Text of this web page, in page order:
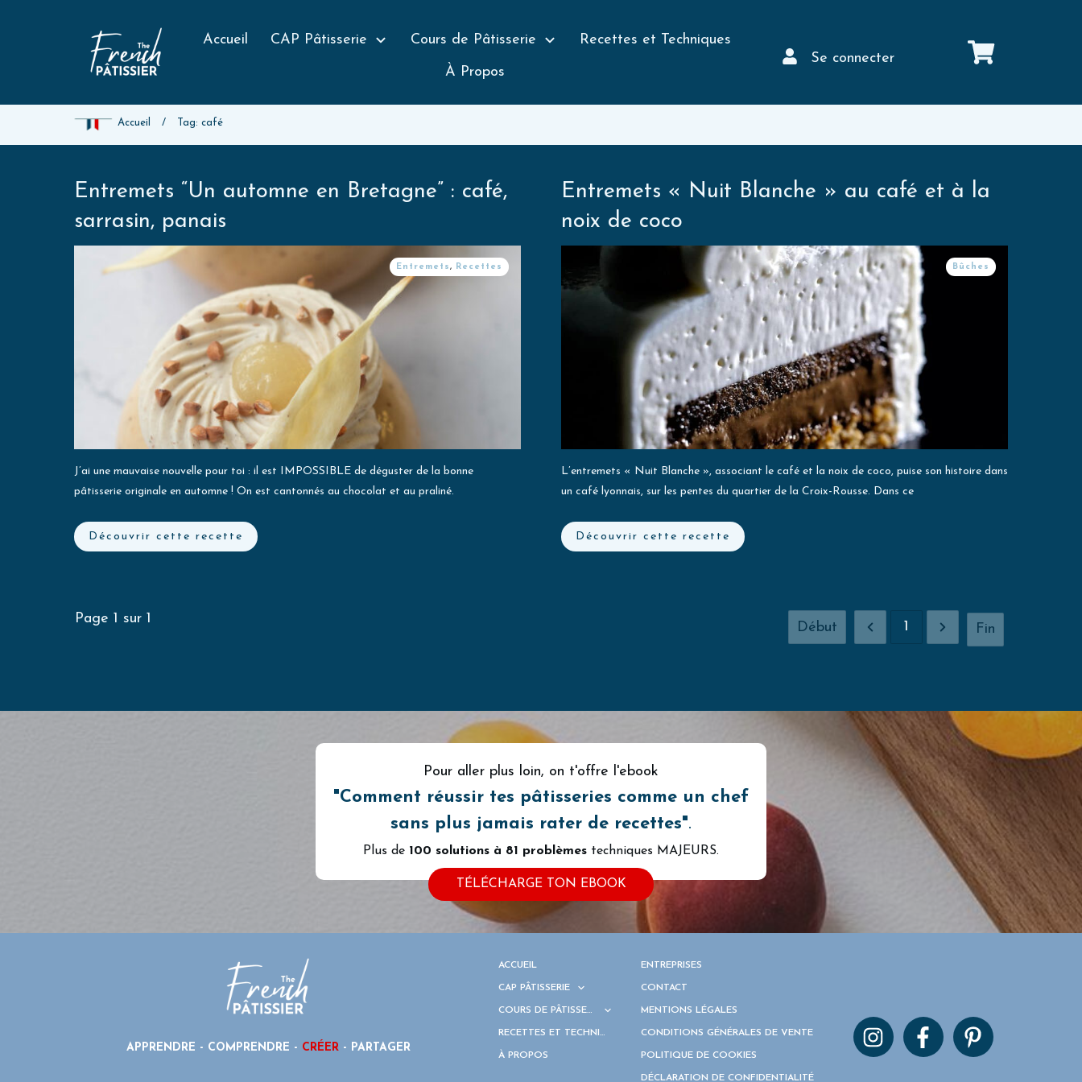
Accueil CAP Pâtisserie Cours de Pâtisserie Recettes et Techniques
À Propos
Se connecter
Accueil / Tag: café
Entremets “Un automne en Bretagne” : café,
sarrasin, panais
Entremets, Recettes
J’ai une mauvaise nouvelle pour toi : il est IMPOSSIBLE de déguster de la bonne
pâtisserie originale en automne ! On est cantonnés au chocolat et au praliné.
Découvrir cette recette
Entremets « Nuit Blanche » au café et à la
noix de coco
Bûches
L’entremets « Nuit Blanche », associant le café et la noix de coco, puise son histoire dans
un café lyonnais, sur les pentes du quartier de la Croix-Rousse. Dans ce
Découvrir cette recette
Page 1 sur 1
Début 1 Fin
Pour aller plus loin, on t'offre l'ebook
"Comment réussir tes pâtisseries comme un chef
sans plus jamais rater de recettes".
Plus de 100 solutions à 81 problèmes techniques MAJEURS.
TÉLÉCHARGE TON EBOOK
APPRENDRE - COMPRENDRE - CRÉER- PARTAGER
ACCUEIL
CAP PÂTISSERIE
COURS DE PÂTISSERIE
RECETTES ET TECHNIQUES
À PROPOS
ENTREPRISES
CONTACT
MENTIONS LÉGALES
CONDITIONS GÉNÉRALES DE VENTE
POLITIQUE DE COOKIES
DÉCLARATION DE CONFIDENTIALITÉ